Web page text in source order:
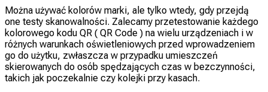
Można używać kolorów marki, ale tylko wtedy, gdy przejdą
one testy skanowalności. Zalecamy przetestowanie każdego
kolorowego kodu QR ( QR Code ) na wielu urządzeniach i w
różnych warunkach oświetleniowych przed wprowadzeniem
go do użytku, zwłaszcza w przypadku umieszczeń
skierowanych do osób spędzających czas w bezczynności,
takich jak poczekalnie czy kolejki przy kasach.